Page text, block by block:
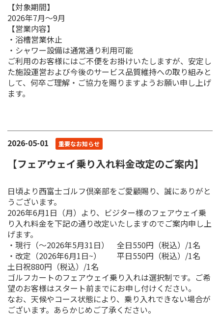
【対象期間】
2026年7月〜9月
【営業内容】
・浴槽営業休止
・シャワー設備は通常通り利用可能
ご利用のお客様にはご不便をお掛けいたしますが、安定し
た施設運営および今後のサービス品質維持への取り組みと
して、何卒ご理解・ご協力を賜りますようお願い申し上げ
ます。
2026-05-01 重要なお知らせ
【フェアウェイ乗り入れ料金改定のご案内】
日頃より西富士ゴルフ倶楽部をご愛顧賜り、誠にありがと
うございます。
2026年6月1日（月）より、ビジター様のフェアウェイ乗
り入れ料金を下記の通り改定いたしますのでご案内申し上
げます。
・現行（～2026年5月31日） 全日550円（税込）/1名
・改定（2026年6月1日~） 平日550円（税込）/1名
土日祝880円（税込）/1名
ゴルフカートのフェアウェイ乗り入れは選択制です。ご希
望のお客様はスタート前までにお申し付けください。
なお、天候やコース状態により、乗り入れできない場合が
ございます。あらかじめご了承ください。